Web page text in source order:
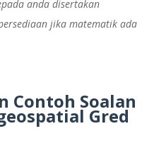
anda disertakan
jika matematik ada
Contoh Soalan
Gred